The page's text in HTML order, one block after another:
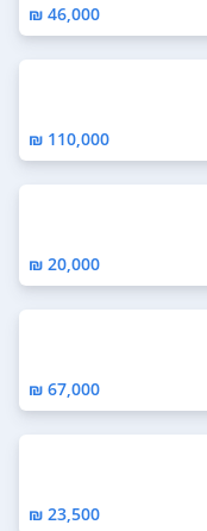
46,000 ₪
110,000 ₪
20,000 ₪
67,000 ₪
23,500 ₪